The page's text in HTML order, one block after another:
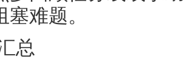
难题。
总